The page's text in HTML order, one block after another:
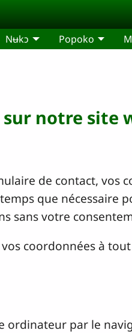
Nʉkɔ Popoko
notre site
de contact, vos
que nécessaire
sans votre
coordonnées à
par le